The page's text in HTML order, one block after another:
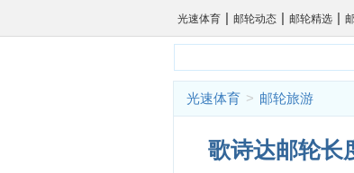
光速体育 | 邮轮动态 | 邮轮精选 |
光速体育 > 邮轮旅游
歌诗达邮轮长